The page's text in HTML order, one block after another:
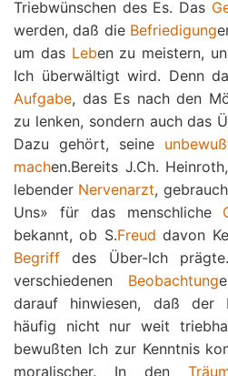
Triebwünschen des Es. Das
werden, daß die Befriedigung
um das Leben zu meistern,
Ich überwältigt wird. Denn
Aufgabe, das Es nach den
zu lenken, sondern auch das
Dazu gehört, seine
machen.Bereits J.Ch.
lebender Nervenarzt,
Uns» für das menschliche
bekannt, ob S.Freud davon
Begriff des Über-Ich
verschiedenen Beobachtung
darauf hinwiesen, daß der
häufig nicht nur weit
bewußten Ich zur Kenntnis
moralischer. In den